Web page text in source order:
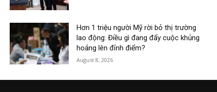
Hơn 1 triệu người Mỹ rời bỏ thị trường
lao động: Điều gì đang đẩy cuộc khủng
hoảng lên đỉnh điểm?
August 8, 2026